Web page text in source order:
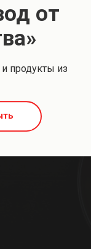
150-
от
продукты из